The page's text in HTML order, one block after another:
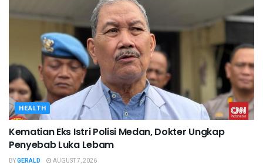
HEALTH
Kematian Eks Istri Polisi Medan, Dokter Ungkap
Penyebab Luka Lebam
BYGERALD AUGUST 7, 2026